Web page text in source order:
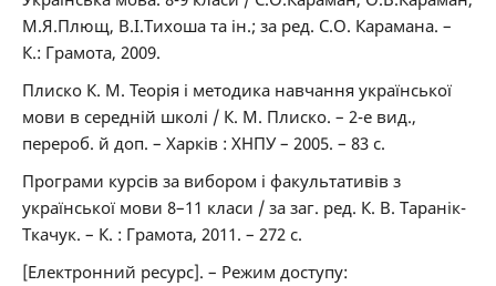
М.Я.Плющ, В.І.Тихоша та ін.; за ред. С.О. Карамана. –
К.: Грамота, 2009.
Плиско К. М. Теорія і методика навчання української
мови в середній школі / К. М. Плиско. – 2-е вид.,
перероб. й доп. – Харків : ХНПУ – 2005. – 83 с.
Програми курсів за вибором і факультативів з
української мови 8–11 класи / за заг. ред. К. В. Таранік-
Ткачук. – К. : Грамота, 2011. – 272 с.
[Електронний ресурс]. – Режим доступу: